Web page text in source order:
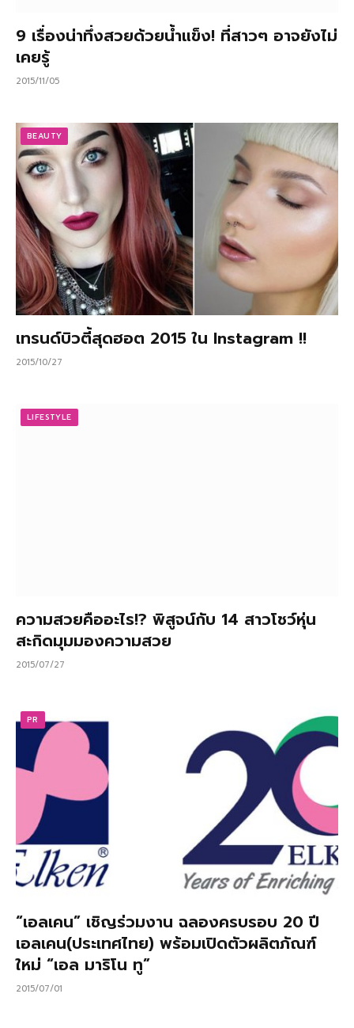
9 เรื่องน่าทึ่งสวยด้วยน้ำแข็ง! ที่สาวๆ อาจยังไม่
เคยรู้
2015/11/05
BEAUTY
เทรนด์บิวตี้สุดฮอต 2015 ใน Instagram !!
2015/10/27
LIFESTYLE
ความสวยคืออะไร!? พิสูจน์กับ 14 สาวโชว์หุ่น
สะกิดมุมมองความสวย
2015/07/27
PR
“เอลเคน” เชิญร่วมงาน ฉลองครบรอบ 20 ปี
เอลเคน(ประเทศไทย) พร้อมเปิดตัวผลิตภัณฑ์
ใหม่ “เอล มาริโน ทู”
2015/07/01